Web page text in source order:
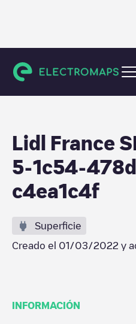
Rezé
Lidl France
5-1c54-
c4ea1c4f
Superficie
Creado el 01/03/2022 y
INFORMACIÓN